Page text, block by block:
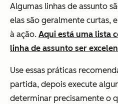
Algumas linhas de assunto
elas são geralmente curtas,
à ação. Aqui está uma lista
linha de assunto ser
Use essas práticas
partida, depois execute
determinar precisamente o